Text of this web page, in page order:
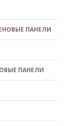
ПАНЕЛИ
ПАНЕЛИ